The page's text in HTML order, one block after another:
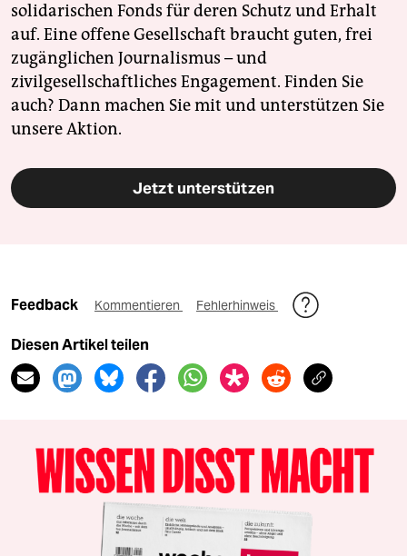
solidarischen Fonds für deren Schutz und Erhalt
auf. Eine offene Gesellschaft braucht guten, frei
zugänglichen Journalismus – und
zivilgesellschaftliches Engagement. Finden Sie
auch? Dann machen Sie mit und unterstützen Sie
unsere Aktion.
Jetzt unterstützen
Feedback Kommentieren Fehlerhinweis
Diesen Artikel teilen